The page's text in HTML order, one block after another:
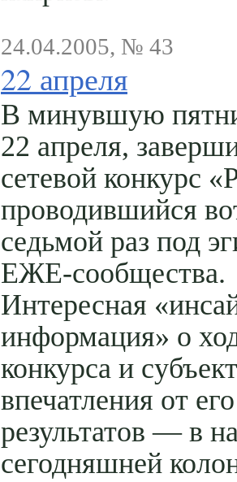
24.04.2005, № 43
22 апреля
В минувшую
22 апреля,
сетевой конкурс
проводившийся
седьмой раз под
ЕЖЕ-сообщества.
Интересная
информация» о
конкурса и
впечатления от его
результатов — в
сегодняшней